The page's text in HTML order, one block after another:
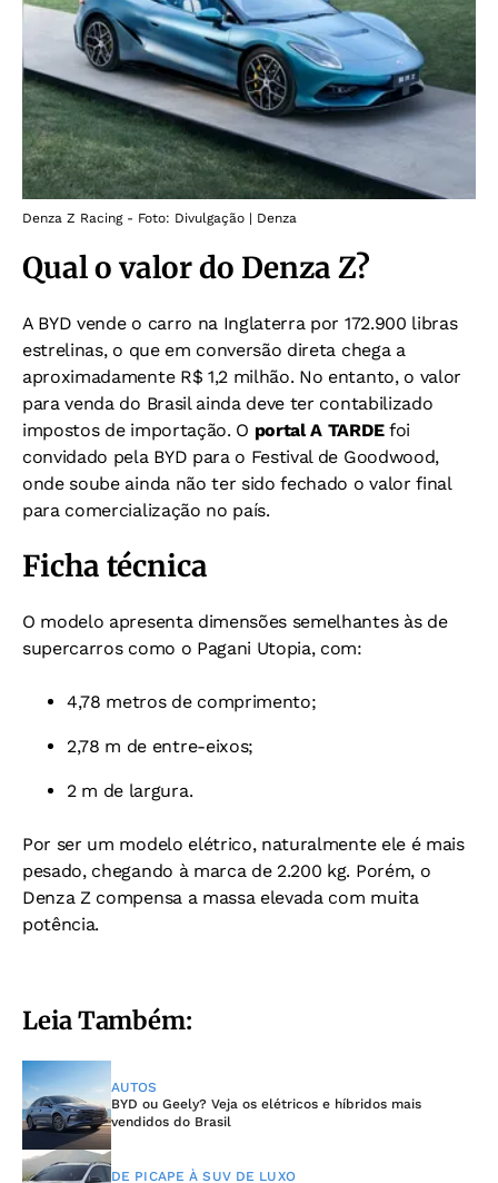
Denza Z Racing - Foto: Divulgação | Denza
Qual o valor do Denza Z?
A BYD vende o carro na Inglaterra por 172.900 libras
estrelinas, o que em conversão direta chega a
aproximadamente R$ 1,2 milhão. No entanto, o valor
para venda do Brasil ainda deve ter contabilizado
impostos de importação. O portal A TARDEfoi
convidado pela BYD para o Festival de Goodwood,
onde soube ainda não ter sido fechado o valor final
para comercialização no país.
Ficha técnica
O modelo apresenta dimensões semelhantes às de
supercarros como o Pagani Utopia, com:
4,78 metros de comprimento;
2,78 m de entre-eixos;
2 m de largura.
Por ser um modelo elétrico, naturalmente ele é mais
pesado, chegando à marca de 2.200 kg. Porém, o
Denza Z compensa a massa elevada com muita
potência.
Leia Também:
AUTOS
BYD ou Geely? Veja os elétricos e híbridos mais
vendidos do Brasil
DE PICAPE À SUV DE LUXO